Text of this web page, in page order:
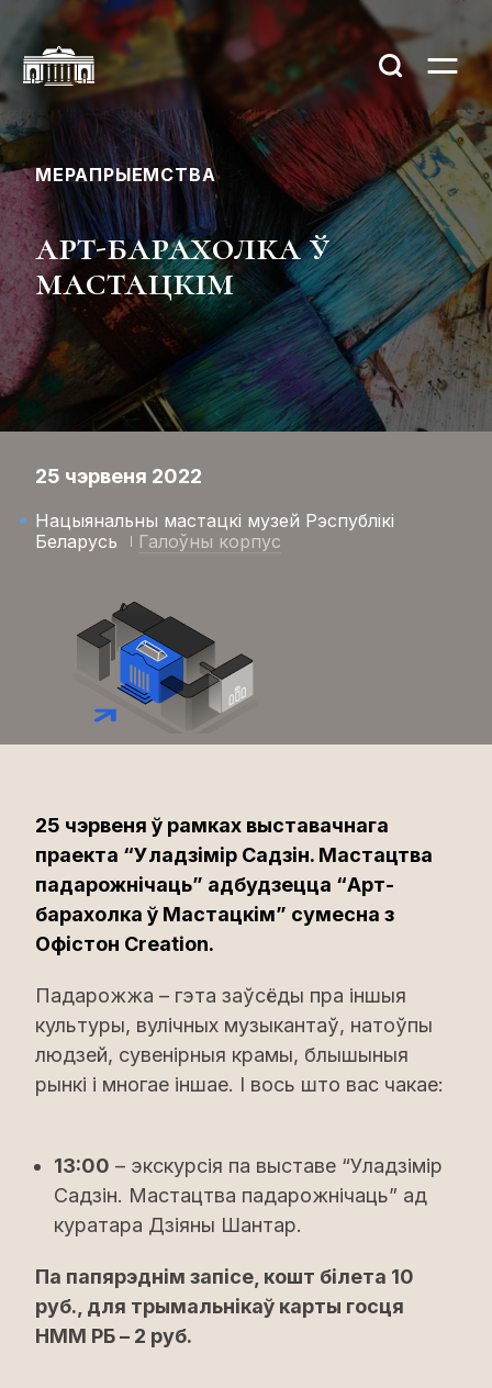
МЕРАПРЫЕМСТВА
арт-барахолка ў
мастацкім
25 чэрвеня 2022
Нацыянальны мастацкі музей Рэспублікі
Беларусь
Галоўны корпус
25 чэрвеня ў рамках выставачнага
праекта “Уладзімір Садзін. Мастацтва
падарожнічаць” адбудзецца “Арт-
барахолка ў Мастацкім” сумесна з
Офістон Сreation.
Падарожжа – гэта заўсёды пра іншыя
культуры, вулічных музыкантаў, натоўпы
людзей, сувенірныя крамы, блышыныя
рынкі і многае іншае. І вось што вас чакае:
13:00 – экскурсія па выставе “Уладзімір
Садзін. Мастацтва падарожнічаць” ад
куратара Дзіяны Шантар.
Па папярэднім запісе, кошт білета 10
руб., для трымальнікаў карты госця
НММ РБ – 2 руб.